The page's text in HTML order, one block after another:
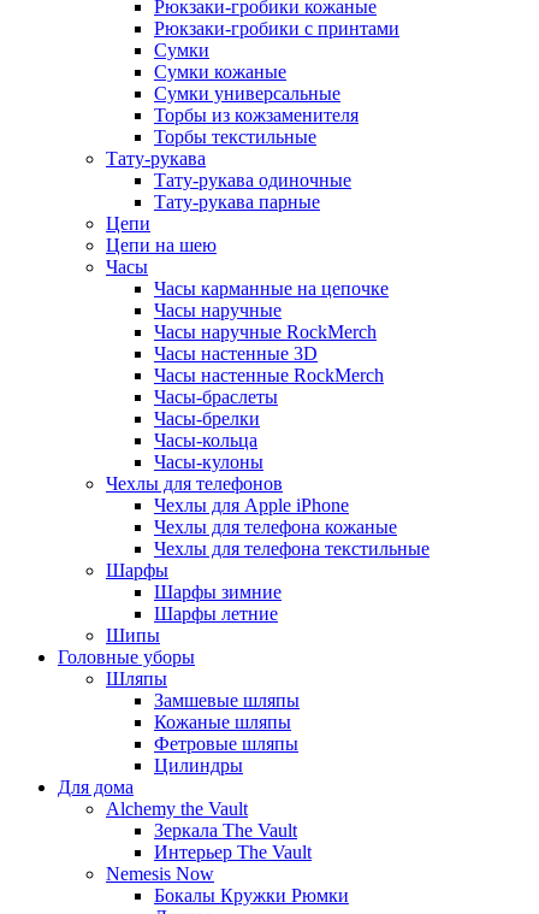
Рюкзаки-гробики кожаные
Рюкзаки-гробики с принтами
Сумки
Сумки кожаные
Сумки универсальные
Торбы из кожзаменителя
Торбы текстильные
Тату-рукава
Тату-рукава одиночные
Тату-рукава парные
Цепи
Цепи на шею
Часы
Часы карманные на цепочке
Часы наручные
Часы наручные RockMerch
Часы настенные 3D
Часы настенные RockMerch
Часы-браслеты
Часы-брелки
Часы-кольца
Часы-кулоны
Чехлы для телефонов
Чехлы для Apple iPhone
Чехлы для телефона кожаные
Чехлы для телефона текстильные
Шарфы
Шарфы зимние
Шарфы летние
Шипы
Головные уборы
Шляпы
Замшевые шляпы
Кожаные шляпы
Фетровые шляпы
Цилиндры
Для дома
Alchemy the Vault
Зеркала The Vault
Интерьер The Vault
Nemesis Now
Бокалы Кружки Рюмки